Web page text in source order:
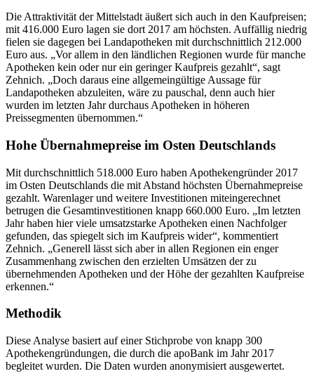
Die Attraktivität der Mittelstadt äußert sich auch in den Kaufpreisen;
mit 416.000 Euro lagen sie dort 2017 am höchsten. Auffällig niedrig
fielen sie dagegen bei Landapotheken mit durchschnittlich 212.000
Euro aus. „Vor allem in den ländlichen Regionen wurde für manche
Apotheken kein oder nur ein geringer Kaufpreis gezahlt“, sagt
Zehnich. „Doch daraus eine allgemeingültige Aussage für
Landapotheken abzuleiten, wäre zu pauschal, denn auch hier
wurden im letzten Jahr durchaus Apotheken in höheren
Preissegmenten übernommen.“
Hohe Übernahmepreise im Osten Deutschlands
Mit durchschnittlich 518.000 Euro haben Apothekengründer 2017
im Osten Deutschlands die mit Abstand höchsten Übernahmepreise
gezahlt. Warenlager und weitere Investitionen miteingerechnet
betrugen die Gesamtinvestitionen knapp 660.000 Euro. „Im letzten
Jahr haben hier viele umsatzstarke Apotheken einen Nachfolger
gefunden, das spiegelt sich im Kaufpreis wider“, kommentiert
Zehnich. „Generell lässt sich aber in allen Regionen ein enger
Zusammenhang zwischen den erzielten Umsätzen der zu
übernehmenden Apotheken und der Höhe der gezahlten Kaufpreise
erkennen.“
Methodik
Diese Analyse basiert auf einer Stichprobe von knapp 300
Apothekengründungen, die durch die apoBank im Jahr 2017
begleitet wurden. Die Daten wurden anonymisiert ausgewertet.